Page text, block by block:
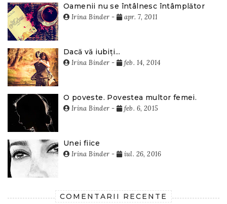
Oamenii nu se întâlnesc întâmplător
Irina Binder - apr. 7, 2011
Dacă vă iubiți...
Irina Binder - feb. 14, 2014
O poveste. Povestea multor femei.
Irina Binder - feb. 6, 2015
Unei fiice
Irina Binder - iul. 26, 2016
COMENTARII RECENTE